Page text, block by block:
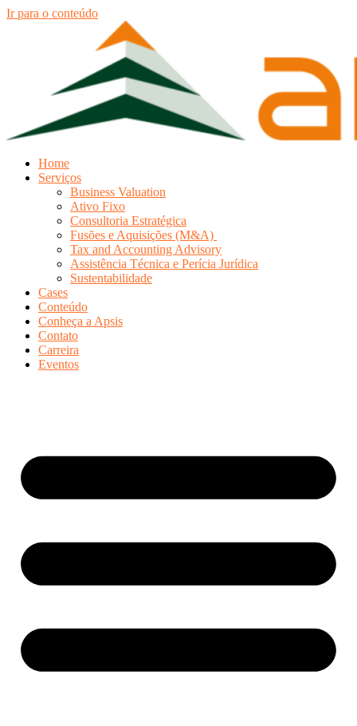
Ir para o conteúdo
Home
Serviços
Business Valuation
Ativo Fixo
Consultoria Estratégica
Fusões e Aquisições (M&A)
Tax and Accounting Advisory
Assistência Técnica e Perícia Jurídica
Sustentabilidade
Cases
Conteúdo
Conheça a Apsis
Contato
Carreira
Eventos